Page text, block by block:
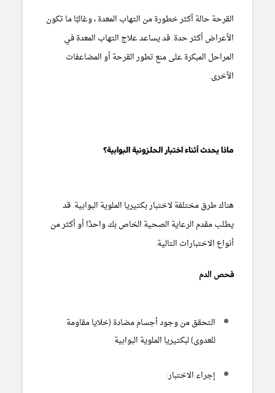
القرحة حالة أكثر خطورة من التهاب المعدة ، وغالبًا ما تكون
الأعراض أكثر حدة. قد يساعد علاج التهاب المعدة في
المراحل المبكرة على منع تطور القرحة أو المضاعفات
الأخرى.
ماذا يحدث أثناء اختبار الحلزونية البوابية؟
هناك طرق مختلفة لاختبار بكتيريا الملوية البوابية. قد
يطلب مقدم الرعاية الصحية الخاص بك واحدًا أو أكثر من
أنواع الاختبارات التالية.
فحص الدم
التحقق من وجود أجسام مضادة (خلايا مقاومة
للعدوى) لبكتيريا الملوية البوابية
إجراء الاختبار: